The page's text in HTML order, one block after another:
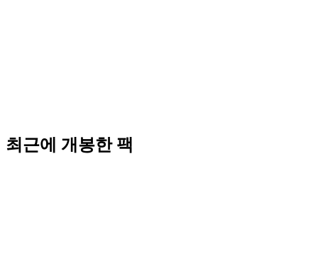
최근에 개봉한 팩